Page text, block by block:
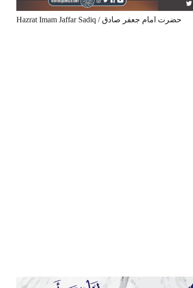
Hazrat Imam Jaffar Sadiq / حضرت امام جعفر صادق